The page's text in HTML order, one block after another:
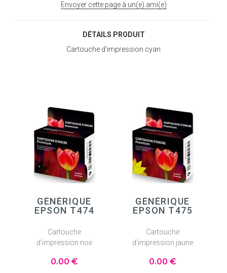
Envoyer cette page à un(e) ami(e)
DÉTAILS PRODUIT
Cartouche d'impression cyan
GÉNÉRIQUE
EPSON T474
Cartouche
d'impression noir
0.00 €
GÉNÉRIQUE
EPSON T475
Cartouche
d'impression jaune
0.00 €